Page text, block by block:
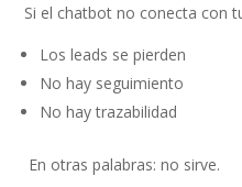
Si el chatbot no conecta con
Los leads se pierden
No hay seguimiento
No hay trazabilidad
En otras palabras: no sirve.